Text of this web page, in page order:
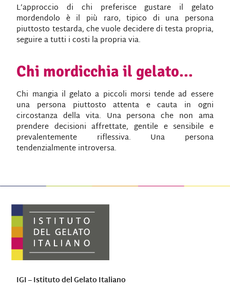
L’approccio di chi preferisce gustare il gelato
mordendolo è il più raro, tipico di una persona
piuttosto testarda, che vuole decidere di testa propria,
seguire a tutti i costi la propria via.
Chi mordicchia il gelato...
Chi mangia il gelato a piccoli morsi tende ad essere
una persona piuttosto attenta e cauta in ogni
circostanza della vita. Una persona che non ama
prendere decisioni affrettate, gentile e sensibile e
prevalentemente riflessiva. Una persona
tendenzialmente introversa.
IGI – Istituto del Gelato Italiano